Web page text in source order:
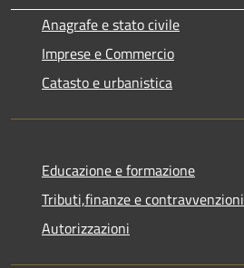
Anagrafe e stato civile
Imprese e Commercio
Catasto e urbanistica
Educazione e formazione
Tributi,finanze e contravvenzioni
Autorizzazioni